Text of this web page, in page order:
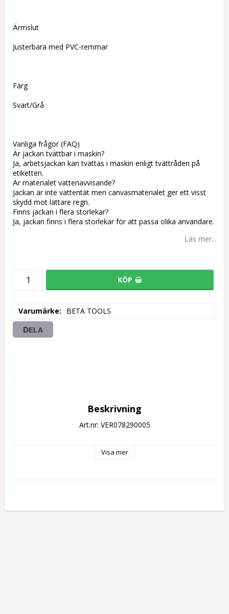
Ärmslut
Justerbara med PVC-remmar
Färg
Svart/Grå
Vanliga frågor (FAQ)
Är jackan tvättbar i maskin?
Ja, arbetsjackan kan tvättas i maskin enligt tvättråden på
etiketten.
Är materialet vattenavvisande?
Jackan är inte vattentät men canvasmaterialet ger ett visst
skydd mot lättare regn.
Finns jackan i flera storlekar?
Ja, jackan finns i flera storlekar för att passa olika användare.
Läs mer...
KÖP
Varumärke BETA TOOLS
DELA
Beskrivning
Art.nr: VER078290005
Visa mer